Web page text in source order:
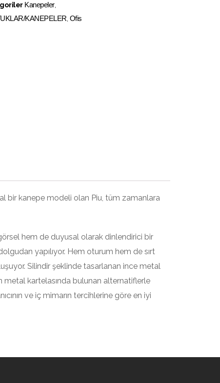
Kanepeler,
KANEPELER, Ofis
bir kanepe modeli olan Piu, tüm zamanlara
hem de duyusal olarak dinlendirici bir
yapılıyor. Hem oturum hem de sırt
Silindir şeklinde tasarlanan ince metal
metal kartelasında bulunan alternatiflerle
ve iç mimarın tercihlerine göre en iyi